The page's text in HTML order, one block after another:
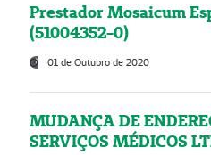
Prestador Mosaicum
(51004352-0)
01 de Outubro de 2020
MUDANÇA DE
SERVIÇOS MÉDICOS